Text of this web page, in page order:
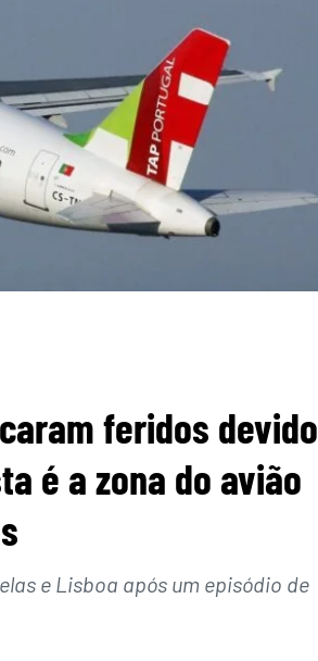
feridos devido
é a zona do avião
e Lisboa após um episódio de